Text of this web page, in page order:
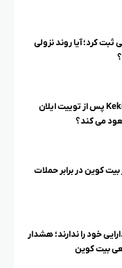
ثبت کرد؛ آیا روند نزولی
رشد میم کوین Kekius Maximus پس از توییت ایلان
کوین در برابر حملات
خود را ندارند؛ هشدار
بیت کوین